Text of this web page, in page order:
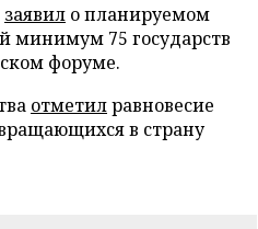
заявил о планируемом
минимум 75 государств
форуме.
отметилравновесие
в страну